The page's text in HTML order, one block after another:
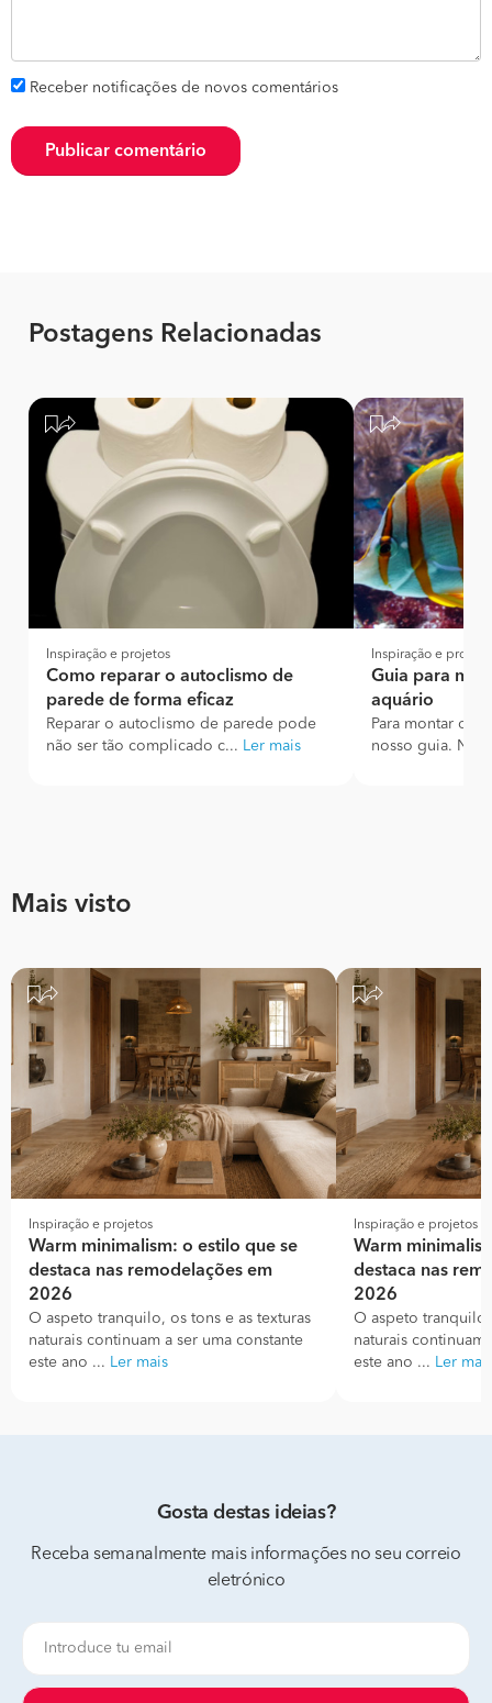
Receber notificações de novos comentários
Publicar comentário
Postagens Relacionadas
Inspiração e projetos
Como reparar o autoclismo de
parede de forma eficaz
Reparar o autoclismo de parede pode
não ser tão complicado c... Ler mais
Inspiração e
Guia para
aquário
Para montar o
nosso guia.
Mais visto
Inspiração e projetos
Warm minimalism: o estilo que se
destaca nas remodelações em
2026
O aspeto tranquilo, os tons e as texturas
naturais continuam a ser uma constante
este ano ... Ler mais
Inspiração e projetos
Warm
destaca nas
2026
O aspeto
naturais continuam
este ano ... Ler mais
Gosta destas ideias?
Receba semanalmente mais informações no seu correio
eletrónico